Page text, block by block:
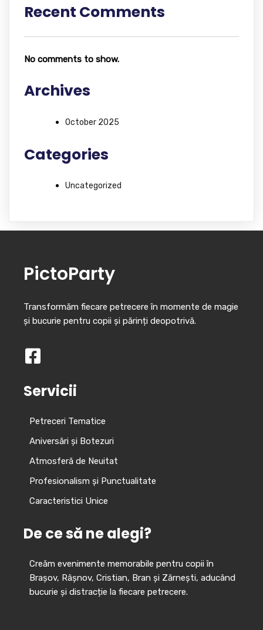
Recent Comments
No comments to show.
Archives
October 2025
Categories
Uncategorized
PictoParty
Transformăm fiecare petrecere în momente de magie
și bucurie pentru copii și părinți deopotrivă.
Servicii
Petreceri Tematice
Aniversări și Botezuri
Atmosferă de Neuitat
Profesionalism și Punctualitate
Caracteristici Unice
De ce să ne alegi?
Creăm evenimente memorabile pentru copii în
Brașov, Râșnov, Cristian, Bran și Zărnești, aducând
bucurie și distracție la fiecare petrecere.